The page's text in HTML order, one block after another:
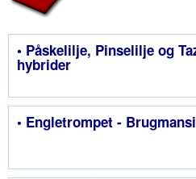
• Påskelilje, Pinselilje og
hybrider
• Engletrompet -